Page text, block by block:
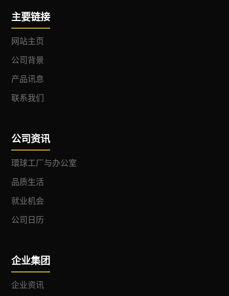
主要链接
网站主页
公司背景
产品讯息
联系我们
公司资讯
環球工厂与办公室
品质生活
就业机会
公司日历
企业集团
企业资讯